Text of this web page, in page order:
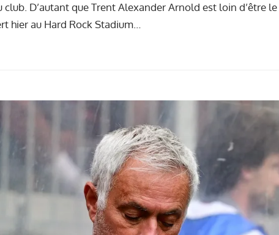
D’autant que Trent Alexander Arnold est loin d’être l
hier au Hard Rock Stadium…